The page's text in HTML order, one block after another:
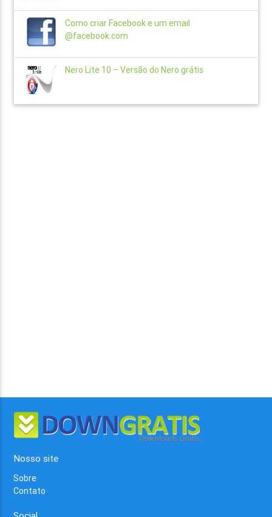
Como criar Facebook e um email
@facebook.com
Nero Lite 10 – Versão do Nero grátis
Nosso site
Sobre
Contato